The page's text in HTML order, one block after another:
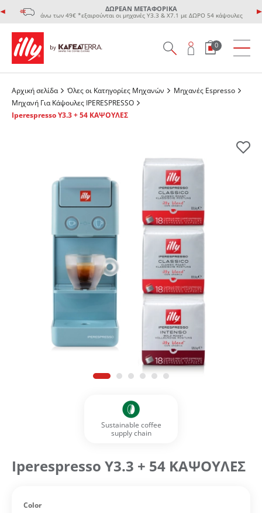
ΔΩΡΕΑΝ ΜΕΤΑΦΟΡΙΚΑ
άνω των 49€ *εξαιρούνται οι μηχανές Υ3.3 & Χ7.1 με ΔΩΡΟ 54 κάψουλες
0
Αρχική σελίδα Όλες οι Κατηγορίες Μηχανών
Μηχανές Espresso
Μηχανή Για Κάψουλες IPERESPRESSO
Iperespresso Y3.3 + 54 ΚΑΨΟΥΛΕΣ
Sustainable coffee
supply chain
Iperespresso Y3.3 + 54 ΚΑΨΟΥΛΕΣ
Color